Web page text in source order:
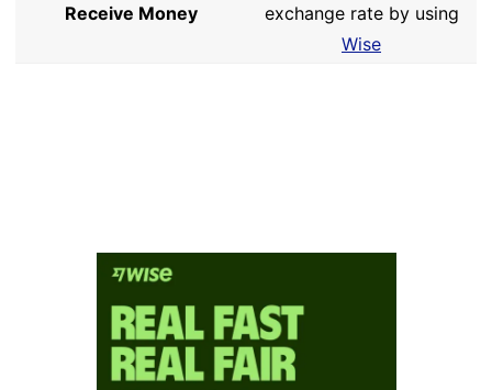
Receive Money
exchange rate by using
Wise